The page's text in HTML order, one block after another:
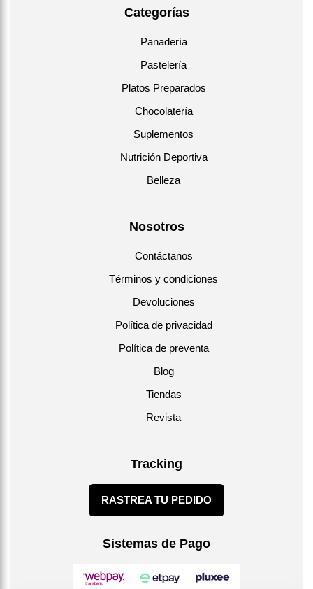
Categorías
Panadería
Pastelería
Platos Preparados
Chocolatería
Suplementos
Nutrición Deportiva
Belleza
Nosotros
Contáctanos
Términos y condiciones
Devoluciones
Política de privacidad
Política de preventa
Blog
Tiendas
Revista
Tracking
RASTREA TU PEDIDO
Sistemas de Pago